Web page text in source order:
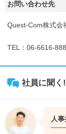
お問い合わせ先
Quest-Com株式会
TEL：06-6616-
社員に聞く
人